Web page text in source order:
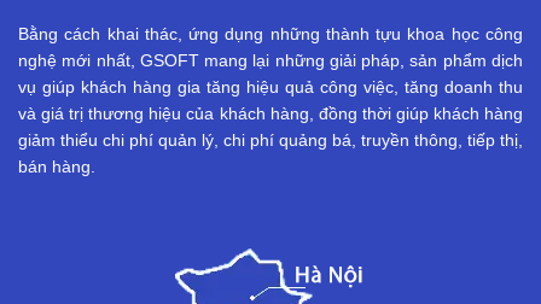
Bằng cách khai thác, ứng dụng những thành tựu khoa học công
nghệ mới nhất, GSOFT mang lại những giải pháp, sản phẩm dịch
vụ giúp khách hàng gia tăng hiệu quả công việc, tăng doanh thu
và giá trị thương hiệu của khách hàng, đồng thời giúp khách hàng
giảm thiểu chi phí quản lý, chi phí quảng bá, truyền thông, tiếp thị,
bán hàng.